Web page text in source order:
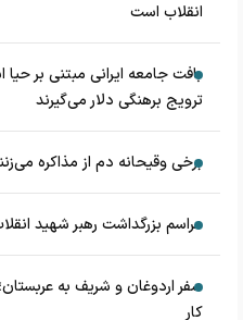
انقلاب است
بافت جامعه ایرانی مبتنی بر
ترویج برهنگی دلار می‌گیرند
برخی وقیحانه دم از مذاکره
مراسم بزرگداشت رهبر شهید
سفر اردوغان و شریف به
کار